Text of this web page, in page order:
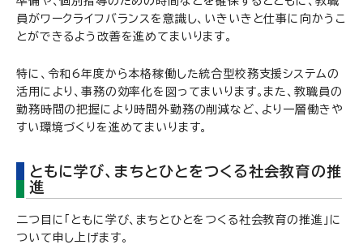
員がワークライフバランスを意識し、いきいきと仕事に向かうこ
とができるよう改善を進めてまいります。
特に、令和6年度から本格稼働した統合型校務支援システムの
活用により、事務の効率化を図ってまいります。また、教職員の
勤務時間の把握により時間外勤務の削減など、より一層働きや
すい環境づくりを進めてまいります。
ともに学び、まちとひとをつくる社会教育の推
進
二つ目に「ともに学び、まちとひとをつくる社会教育の推進」に
ついて申し上げます。